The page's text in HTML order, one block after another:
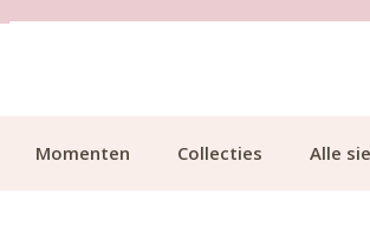
Momenten Collecties Alle